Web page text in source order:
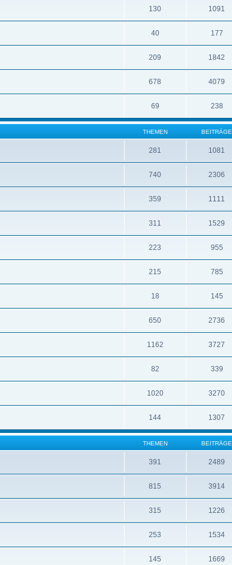
130 1091
40 177
209 1842
678 4079
69 238
THEMEN BEITRÄGE
281 1081
740 2306
359 1111
311 1529
223 955
215 785
18 145
650 2736
1162 3727
82 339
1020 3270
144 1307
THEMEN BEITRÄGE
391 2489
815 3914
315 1226
253 1534
145 1669